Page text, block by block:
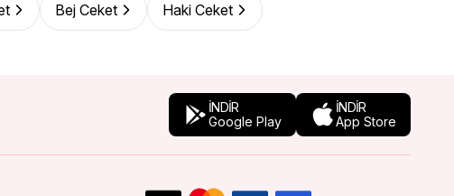
Bej Ceket Haki Ceket
İNDİR
Google Play
İNDİR
App Store